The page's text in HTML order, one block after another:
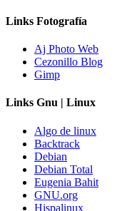
Links Fotografía
Aj Photo Web
Cezonillo Blog
Gimp
Links Gnu | Linux
Algo de linux
Backtrack
Debian
Debian Total
Eugenia Bahit
GNU.org
Hispalinux